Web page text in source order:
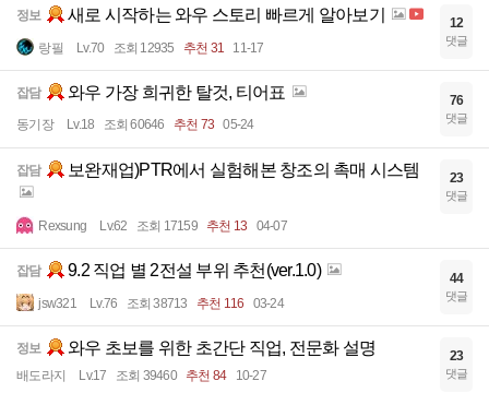
정보 새로 시작하는 와우 스토리 빠르게 알아보기
랑필 Lv.70 조회 12935 추천 31 11-17
12
댓글
잡담 와우 가장 희귀한 탈것, 티어표
동기장 Lv.18 조회 60646 추천 73 05-24
76
댓글
잡담 보완재업)PTR에서 실험해본 창조의 촉매 시스템
Rexsung Lv.62 조회 17159 추천 13 04-07
23
댓글
잡담 9.2 직업 별 2전설 부위 추천(ver.1.0)
jsw321 Lv.76 조회 38713 추천 116 03-24
44
댓글
정보 와우 초보를 위한 초간단 직업, 전문화 설명
배도라지 Lv.17 조회 39460 추천 84 10-27
23
댓글